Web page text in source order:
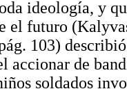
ideología, y
el futuro
103)
accionar de
soldados